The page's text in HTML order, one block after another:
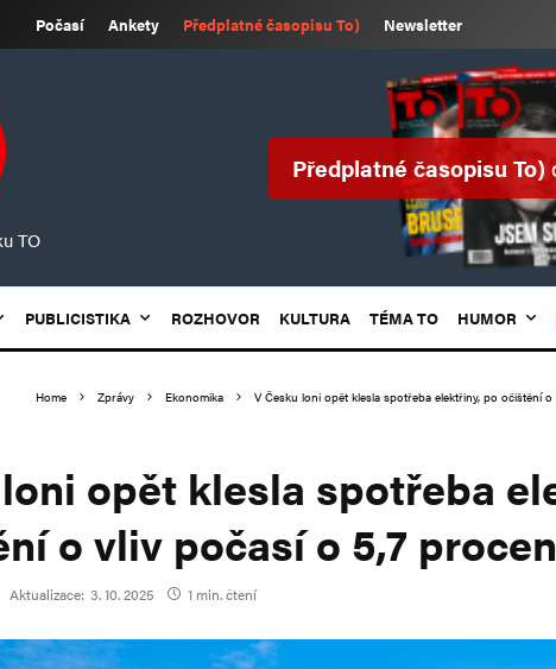
Počasí Ankety Předplatné časopisu To) Newsletter
TO
Předplatné časopisu To)
PUBLICISTIKA ROZHOVOR KULTURA TÉMA TO HUMOR
Home Zprávy Ekonomika V Česku loni opět klesla spotřeba elektřiny, po očištění
opět klesla spotřeba
o vliv počasí o 5,7
Aktualizace: 3. 10. 2025 1 min. čtení